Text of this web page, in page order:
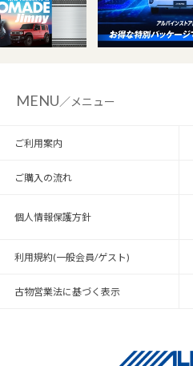
MENU／メニュー
ご利用案内
ご購入の流れ
個人情報保護方針
利用規約(一般会員/ゲスト)
古物営業法に基づく表示